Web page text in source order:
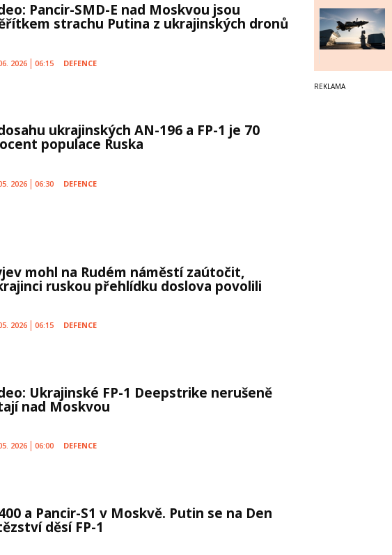
Pancir-SMD-E nad Moskvou jsou
strachu Putina z ukrajinských dronů
2026 06:15 DEFENCE
ukrajinských AN-196 a FP-1 je 70
populace Ruska
2026 06:30 DEFENCE
mohl na Rudém náměstí zaútočit,
ruskou přehlídku doslova povolili
2026 06:15 DEFENCE
Ukrajinské FP-1 Deepstrike nerušeně
nad Moskvou
2026 06:00 DEFENCE
a Pancir-S1 v Moskvě. Putin se na Den
děsí FP-1